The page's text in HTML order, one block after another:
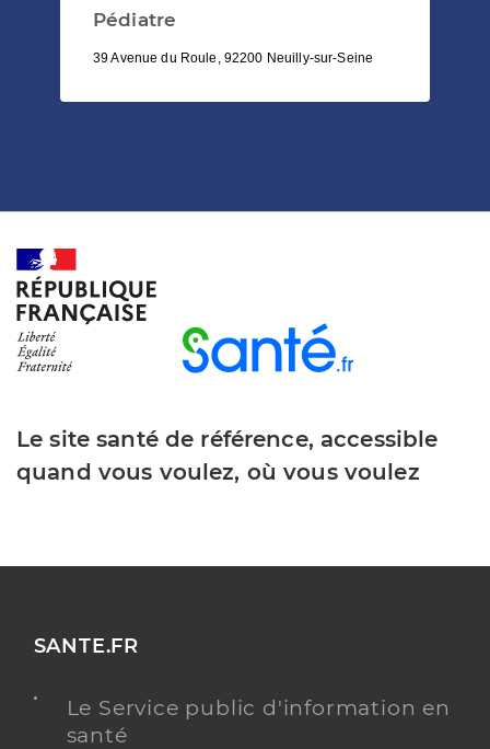
Pédiatre
39 Avenue du Roule, 92200 Neuilly-sur-Seine
Le site santé de référence, accessible
quand vous voulez, où vous voulez
SANTE.FR
Le Service public d'information en
santé